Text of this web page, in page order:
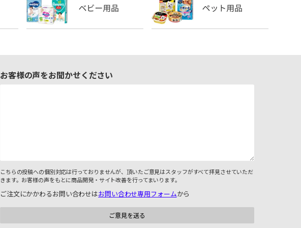
お客様の声をお聞かせください
こちらの投稿への個別対応は行っておりませんが、頂いたご意見はスタッフがすべて拝見させていただ
きます。お客様の声をもとに商品開発・サイト改善を行ってまいります。
ご注文にかかわるお問い合わせはお問い合わせ専用フォームから